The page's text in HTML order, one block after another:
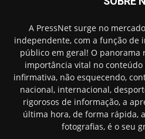
A PressNet surge no
independente, com a função de
público em geral! O panorama
importância vital no
infirmativa, não esquecendo,
nacional, internacional,
rigorosos de informação, a
última hora, de forma rápida,
fotografias, é o seu